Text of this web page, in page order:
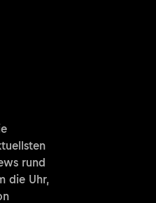
rund
die Uhr,